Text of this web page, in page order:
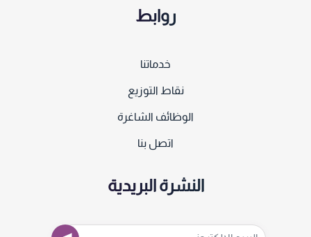
روابط
خدماتنا
نقاط التوزيع
الوظائف الشاغرة
اتصل بنا
النشرة البريدية